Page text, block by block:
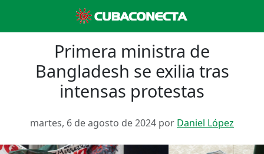
Primera ministra de
Bangladesh se exilia tras
intensas protestas
martes, 6 de agosto de 2024 por Daniel López